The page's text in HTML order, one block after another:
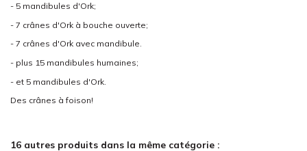
- 5 mandibules d'Ork;
- 7 crânes d'Ork à bouche ouverte;
- 7 crânes d'Ork avec mandibule.
- plus 15 mandibules humaines;
- et 5 mandibules d'Ork.
Des crânes à foison!
16 autres produits dans la même catégorie :